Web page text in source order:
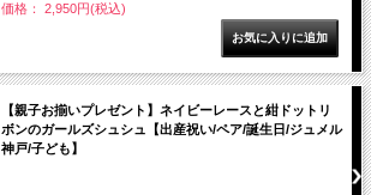
価格： 2,950円(税込)
【親子お揃いプレゼント】ネイビーレースと紺ドットリ
ボンのガールズシュシュ【出産祝い/ペア/誕生日/ジュメル
神戸/子ども】